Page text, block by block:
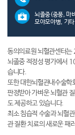
뇌졸중(중풍, 마
모야모야병, 기
동의의료원 뇌혈관센터
뇌졸중 적정성 평가에서
습니다.
또한 대한뇌혈관내수술학
판정받아 가벼운 뇌혈관
도 제공하고 있습니다.
최소 침습적 수술과 뇌혈
관 질환 치료의 새로운 패